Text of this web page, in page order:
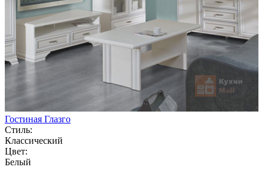
Гостиная Глазго
Стиль:
Классический
Цвет:
Белый